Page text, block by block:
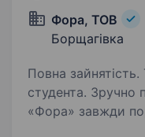
Фора, ТОВ
Борщагівка
Повна
студента. Зручно працювати поруч із домом.
«Фора» завжди